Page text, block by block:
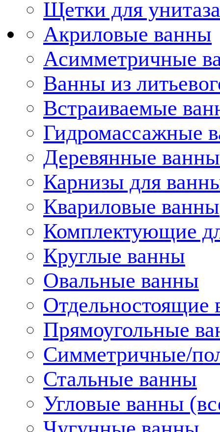
Щетки для унитаза
Акриловые ванны
Асимметричные
Ванны из
Встраиваемые
Гидромассажные
Деревянные ванны
Карнизы для
Квариловые ванны
Комплектующие
Круглые ванны
Овальные ванны
Отдельностоящие
Прямоугольные
Симметричные/
Стальные ванны
Угловые ванны